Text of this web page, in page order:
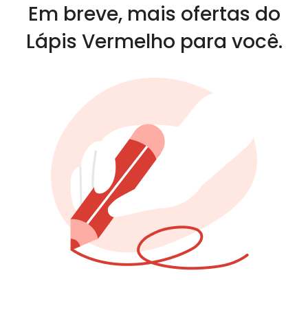
Em breve, mais ofertas do
Lápis Vermelho para você.